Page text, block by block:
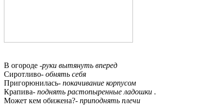
В огороде -руки вытянуть вперед
Сиротливо- обнять себя
Пригорюнилась- покачивание корпусом
Крапива- поднять растопыренные ладошки .
Может кем обижена?- приподнять плечи